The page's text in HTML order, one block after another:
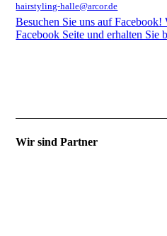
hairstyling-halle@arcor.de
Besuchen Sie uns auf Facebook!
Facebook Seite und erhalten Sie
Wir sind Partner